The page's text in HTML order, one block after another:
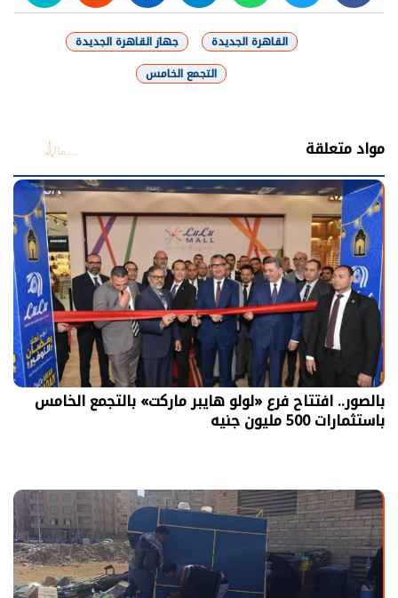
القاهرة الجديدة
جهاز القاهرة الجديدة
التجمع الخامس
مواد متعلقة
بالصور.. افتتاح فرع «لولو هايبر ماركت» بالتجمع الخامس
باستثمارات 500 مليون جنيه